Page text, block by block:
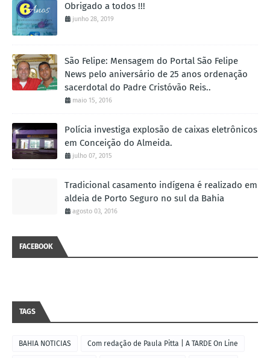
Obrigado a todos !!!
junho 28, 2019
São Felipe: Mensagem do Portal São Felipe
News pelo aniversário de 25 anos ordenação
sacerdotal do Padre Cristóvão Reis..
maio 15, 2016
Polícia investiga explosão de caixas eletrônicos
em Conceição do Almeida.
julho 07, 2015
Tradicional casamento indígena é realizado em
aldeia de Porto Seguro no sul da Bahia
agosto 03, 2016
FACEBOOK
TAGS
BAHIA NOTICIAS Com redação de Paula Pitta | A TARDE On Line